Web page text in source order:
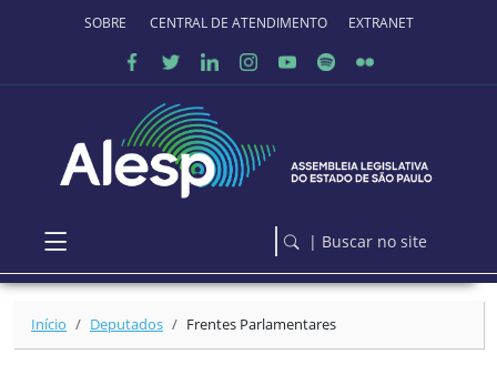
Ir para o conteúdo principal
SOBRE O PORTALCENTRAL DE ATENDIMENTO EXTRANET
| Buscar no site
Início Deputados Frentes Parlamentares